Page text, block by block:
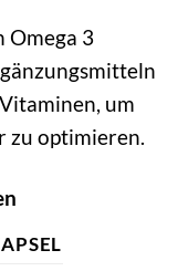
Omega 3
um
zu optimieren.